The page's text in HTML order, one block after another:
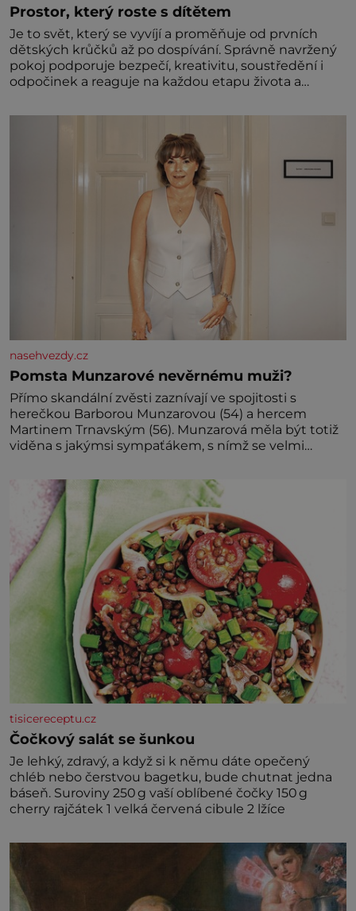
Prostor, který roste s dítětem
Je to svět, který se vyvíjí a proměňuje od prvních
dětských krůčků až po dospívání. Správně navržený
pokoj podporuje bezpečí, kreativitu, soustředění i
odpočinek a reaguje na každou etapu života a
jednoduchost, měkkost a bezpečí, proto by pokoj
nasehvezdy.cz
Pomsta Munzarové nevěrnému muži?
Přímo skandální zvěsti zaznívají ve spojitosti s
herečkou Barborou Munzarovou (54) a hercem
Martinem Trnavským (56). Munzarová měla být totiž
viděna s jakýmsi sympaťákem, s nímž se velmi
tisicereceptu.cz
Čočkový salát se šunkou
Je lehký, zdravý, a když si k němu dáte opečený
chléb nebo čerstvou bagetku, bude chutnat jedna
báseň. Suroviny 250 g vaší oblíbené čočky 150 g
cherry rajčátek 1 velká červená cibule 2 lžíce